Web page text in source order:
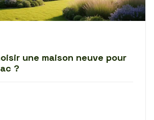
une maison neuve pour
?